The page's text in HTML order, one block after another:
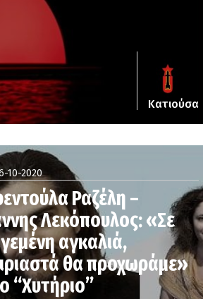
Κατιούσα
10-2020
Ραζέλη –
Λεκόπουλος: «Σε
αγκαλιά,
θα προχωράμε»
“Χυτήριο”